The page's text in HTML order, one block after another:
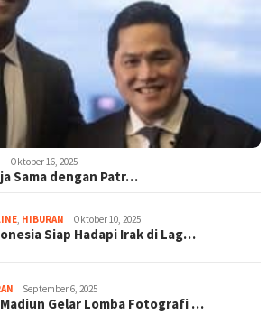
Oktober 16, 2025
Sama dengan Patr…
, HIBURAN Oktober 10, 2025
Siap Hadapi Irak di Lag…
September 6, 2025
Madiun Gelar Lomba Fotografi …